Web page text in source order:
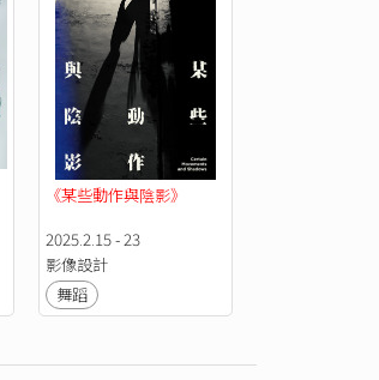
《某些動作與陰影》
2025.2.15 - 23
影像設計
舞蹈